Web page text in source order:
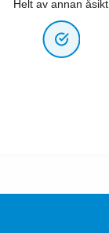
Helt av annan åsikt